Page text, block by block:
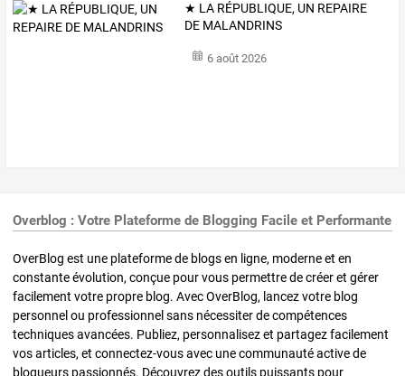
★ LA RÉPUBLIQUE, UN REPAIRE
DE MALANDRINS
6 août 2026
Overblog : Votre Plateforme de Blogging Facile et Performante
OverBlog est une plateforme de blogs en ligne, moderne et en
constante évolution, conçue pour vous permettre de créer et gérer
facilement votre propre blog. Avec OverBlog, lancez votre blog
personnel ou professionnel sans nécessiter de compétences
techniques avancées. Publiez, personnalisez et partagez facilement
vos articles, et connectez-vous avec une communauté active de
blogueurs passionnés. Découvrez des outils puissants pour